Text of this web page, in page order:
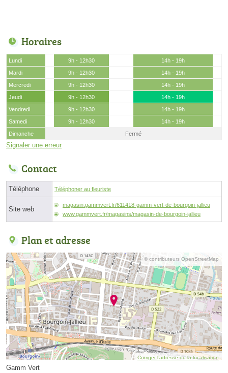
Horaires
Lundi 9h - 12h30
14h - 19h
Mardi
9h - 12h30
14h - 19h
Mercredi
9h - 12h30
14h - 19h
Jeudi
9h - 12h30
14h - 19h
Vendredi
9h - 12h30
14h - 19h
Samedi
9h - 12h30
14h - 19h
Dimanche
Fermé
Signaler une erreur
Contact
Téléphone Téléphoner au fleuriste
Site web
magasin.gammvert.fr/611418-gamm-vert-de-bourgoin-jallieu
www.gammvert.fr/magasins/magasin-de-bourgoin-jallieu
Plan et adresse
© contributeurs OpenStreetMap
Corriger l’adresse ou la localisation
Gamm Vert